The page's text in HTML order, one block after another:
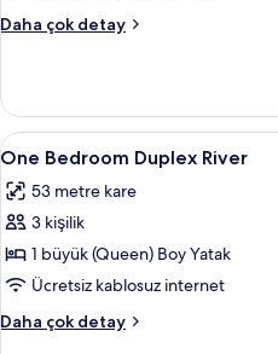
Daha çok detay
Dubleks,
hakkında
daha
fazla
One
Bedroom
Duplex
River
için
tüm
fotoğrafları
görün
4
One Bedroom Duplex River
53 metre kare
3 kişilik
1 büyük (Queen) Boy Yatak
Ücretsiz kablosuz internet
Daha çok detay
One